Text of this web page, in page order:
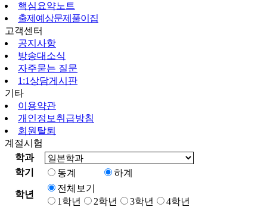
핵심요약노트
출제예상문제풀이집
고객센터
공지사항
방송대소식
자주묻는 질문
1:1상담게시판
기타
이용약관
개인정보취급방침
회원탈퇴
계절시험
학과
학기
동계 하계
학년
전체보기
1학년
2학년 3학년 4학년